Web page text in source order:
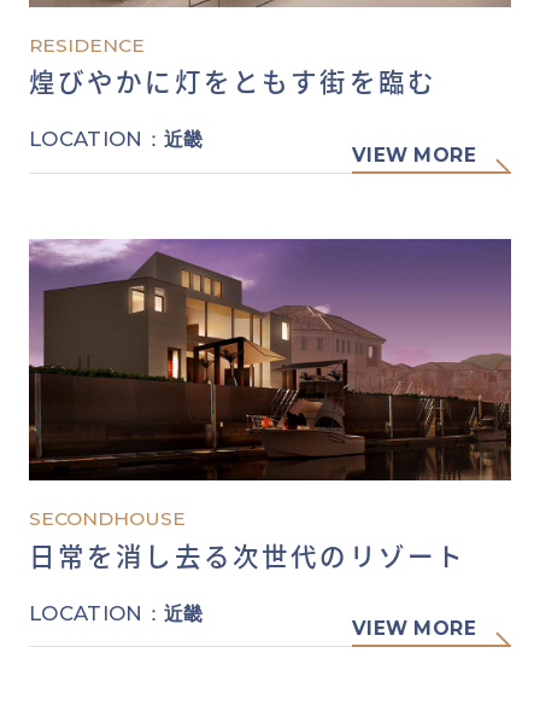
RESIDENCE
煌びやかに灯をともす街を臨む
LOCATION： 近畿
VIEW MORE
SECONDHOUSE
日常を消し去る次世代のリゾート
LOCATION： 近畿
VIEW MORE